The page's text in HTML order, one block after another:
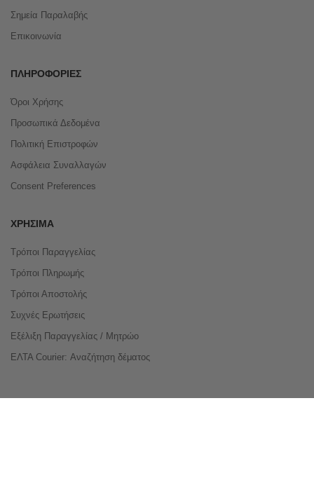
Σημεία Παραλαβής
Επικοινωνία
ΠΛΗΡΟΦΟΡΊΕΣ
Όροι Χρήσης
Προσωπικά Δεδομένα
Πολιτική Επιστροφών
Ασφάλεια Συναλλαγών
Consent Preferences
ΧΡΉΣΙΜΑ
Τρόποι Παραγγελίας
Τρόποι Πληρωμής
Τρόποι Αποστολής
Συχνές Ερωτήσεις
Εξέλιξη Παραγγελίας / Μητρώο
ΕΛΤΑ Courier: Αναζήτηση δέματος